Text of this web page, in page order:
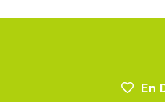
En